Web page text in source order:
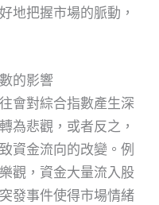
地把握市場的脈動，
的影響
會對綜合指數產生深
為悲觀，或者反之，
資金流向的改變。例
觀，資金大量流入股
發事件使得市場情緒